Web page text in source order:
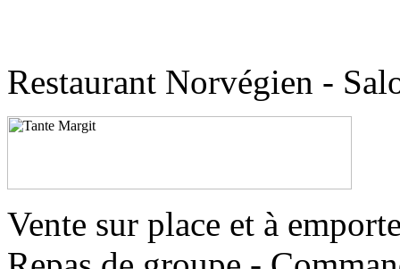
Restaurant Norvégien -
Vente sur place et à